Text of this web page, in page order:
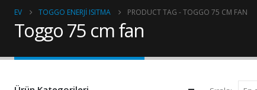
EV TOGGO ENERJI ISITMA PRODUCT TAG -TOGGO 75 CM FAN
Toggo 75 cm fan